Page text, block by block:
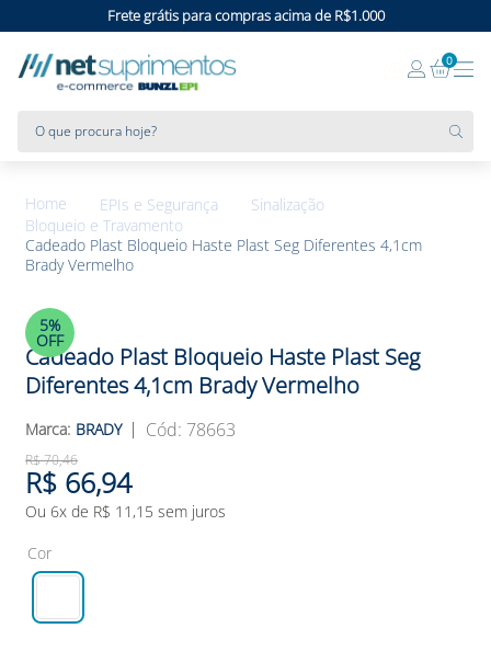
Frete grátis para compras acima de R$1.000
0
EPIs e Segurança
Sinalização
Bloqueio e Travamento
Cadeado Plast Bloqueio Haste Plast Seg Diferentes 4,1cm
Brady Vermelho
5%
OFF
Cadeado Plast Bloqueio Haste Plast Seg
Diferentes 4,1cm Brady Vermelho
BRADY : 78663
R$70,46
R$ 66,94
Ou 6x de R$ 11 ,15 sem juros
Cor